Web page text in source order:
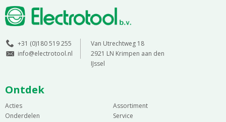
+31 (0)180 519 255
info@electrotool.nl
Van Utrechtweg 18
2921 LN Krimpen aan den
IJssel
Ontdek
Acties
Assortiment
Onderdelen
Service